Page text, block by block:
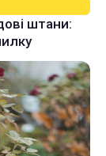
штани: